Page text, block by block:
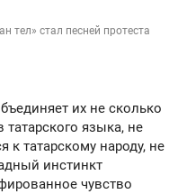
тел» стал песней протеста
их не сколько
языка, не
к татарскому народу, не
инстинкт
чувство